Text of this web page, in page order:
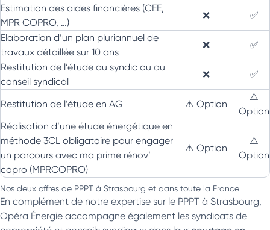
Estimation des aides financières (CEE,
MPR COPRO, …)
❌
✅
Elaboration d’un plan pluriannuel de
travaux détaillée sur 10 ans
❌
✅
Restitution de l’étude au syndic ou au
conseil syndical
❌ ✅
Restitution de l’étude en AG ⚠️ Option
⚠️
Option
Réalisation d’une étude énergétique en
méthode 3CL obligatoire pour engager
un parcours avec ma prime rénov’
copro (MPRCOPRO)
⚠️ Option
⚠️
Option
Nos deux offres de PPPT à Strasbourg et dans toute la France
En complément de notre expertise sur le PPPT à Strasbourg,
Opéra Énergie accompagne également les syndicats de